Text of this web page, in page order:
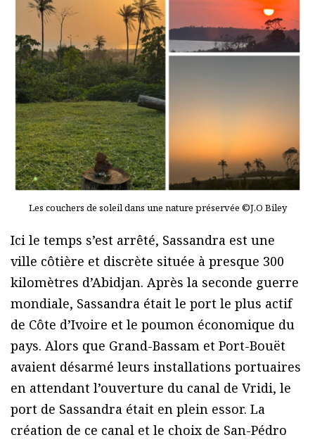
Les couchers de soleil dans une nature préservée ©J.O Biley
Ici le temps s’est arrêté, Sassandra est une
ville côtière et discrète située à presque 300
kilomètres d’Abidjan. Après la seconde guerre
mondiale, Sassandra était le port le plus actif
de Côte d’Ivoire et le poumon économique du
pays. Alors que Grand-Bassam et Port-Bouët
avaient désarmé leurs installations portuaires
en attendant l’ouverture du canal de Vridi, le
port de Sassandra était en plein essor. La
création de ce canal et le choix de San-Pédro